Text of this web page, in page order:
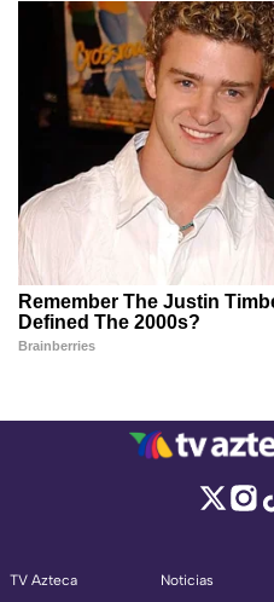
TV Azteca
Noticias